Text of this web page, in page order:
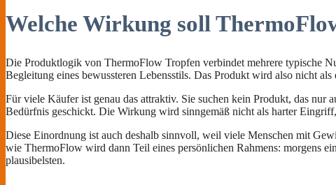
Welche Wirkung soll
Die Produktlogik von ThermoFlow Tropfen verbindet mehrere typische
Begleitung eines bewussteren Lebensstils. Das Produkt wird also nicht
Für viele Käufer ist genau das attraktiv. Sie suchen kein Produkt, das
Bedürfnis geschickt. Die Wirkung wird sinngemäß nicht als harter
Diese Einordnung ist auch deshalb sinnvoll, weil viele Menschen mit
wie ThermoFlow wird dann Teil eines persönlichen Rahmens: morgens
plausibelsten.